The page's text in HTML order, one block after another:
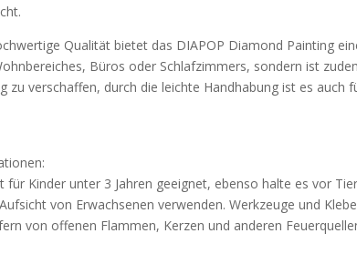
Qualität bietet das DIAPOP Diamond Painting
Büros oder Schlafzimmers, sondern ist
zu verschaffen, durch die leichte Handhabung ist es auch
Kinder unter 3 Jahren geeignet, ebenso halte es vor
von Erwachsenen verwenden. Werkzeuge und
von offenen Flammen, Kerzen und anderen